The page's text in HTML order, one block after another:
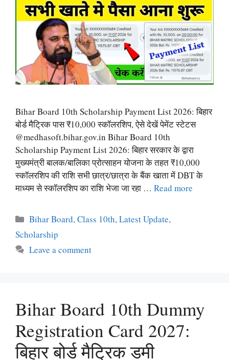
Bihar Board 10th Scholarship Payment List 2026: बिहार
बोर्ड मैट्रिक पास ₹10,000 स्कॉलरशिप, ऐसे देखें पेमेंट स्टेटस
@medhasoft.bihar.gov.in Bihar Board 10th
Scholarship Payment List 2026: बिहार सरकार के द्वारा
मुख्यमंत्री बालक/बालिका प्रोत्साहन योजना के तहत ₹10,000
स्कॉलरशिप की राशि सभी छात्र/छात्रा के बैंक खाता में DBT के
माध्यम से स्कॉलरशिप का राशि भेजा जा रहा … Read more
Categories
Bihar Board,Class 10th,Latest Update,
Scholarship
Leave a comment
Bihar Board 10th Dummy
Registration Card 2027:
बिहार बोर्ड मैट्रिक डमी